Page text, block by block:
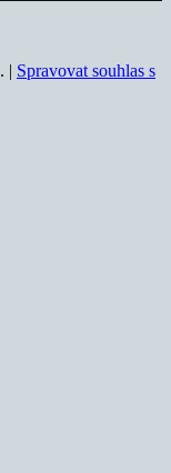
. | Spravovat souhlas s